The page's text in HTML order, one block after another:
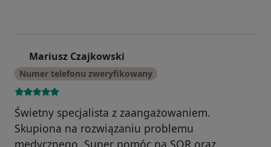
Mariusz Czajkowski
Numer telefonu zweryfikowany
Świetny specjalista z zaangażowaniem.
Skupiona na rozwiązaniu problemu
medycznego. Super pomóc na SOR oraz